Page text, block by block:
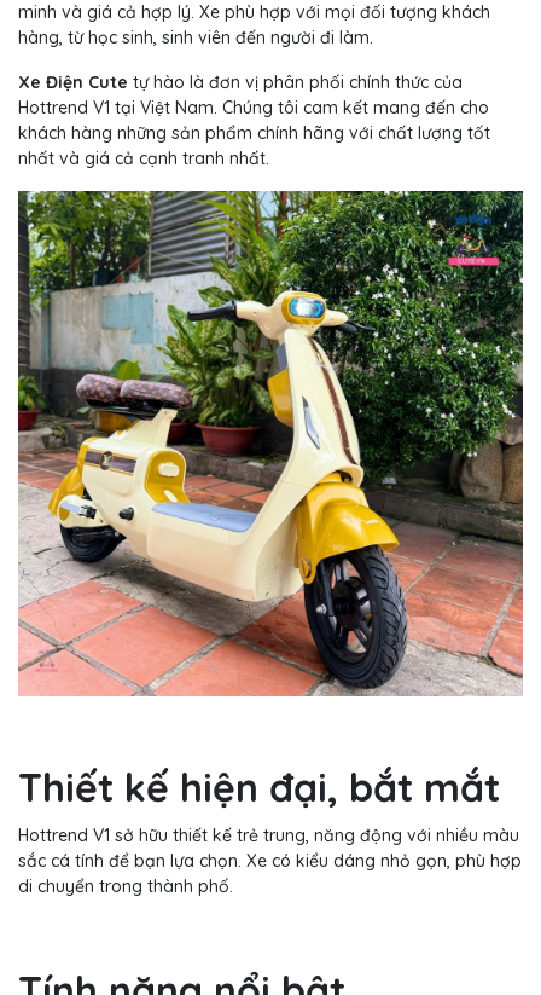
minh và giá cả hợp lý. Xe phù hợp với mọi đối tượng khách
hàng, từ học sinh, sinh viên đến người đi làm.
Xe Điện Cute tự hào là đơn vị phân phối chính thức của
Hottrend V1 tại Việt Nam. Chúng tôi cam kết mang đến cho
khách hàng những sản phẩm chính hãng với chất lượng tốt
nhất và giá cả cạnh tranh nhất.
Thiết kế hiện đại, bắt mắt
Hottrend V1 sở hữu thiết kế trẻ trung, năng động với nhiều màu
sắc cá tính để bạn lựa chọn. Xe có kiểu dáng nhỏ gọn, phù hợp
di chuyển trong thành phố.